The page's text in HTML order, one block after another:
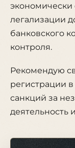
легализации
банковского
контроля.
Рекомендую
регистрации
санкций за
деятельность